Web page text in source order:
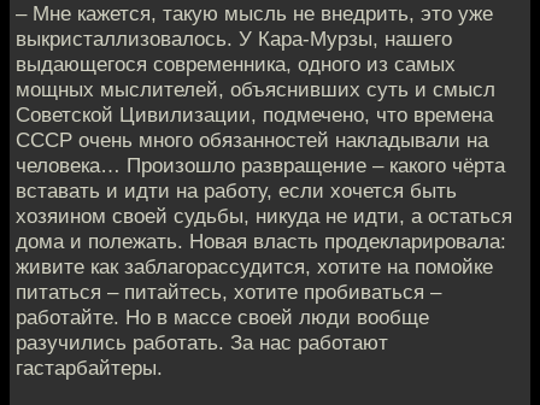
– Мне кажется, такую мысль не внедрить, это уже
выкристаллизовалось. У Кара-Мурзы, нашего
выдающегося современника, одного из самых
мощных мыслителей, объяснивших суть и смысл
Советской Цивилизации, подмечено, что времена
СССР очень много обязанностей накладывали на
человека… Произошло развращение – какого чёрта
вставать и идти на работу, если хочется быть
хозяином своей судьбы, никуда не идти, а остаться
дома и полежать. Новая власть продекларировала:
живите как заблагорассудится, хотите на помойке
питаться – питайтесь, хотите пробиваться –
работайте. Но в массе своей люди вообще
разучились работать. За нас работают
гастарбайтеры.